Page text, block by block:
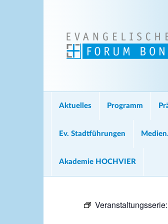
Aktuelles Programm
Ev. Stadtführungen
Akademie HOCHVIER
Veranstaltungsserie: